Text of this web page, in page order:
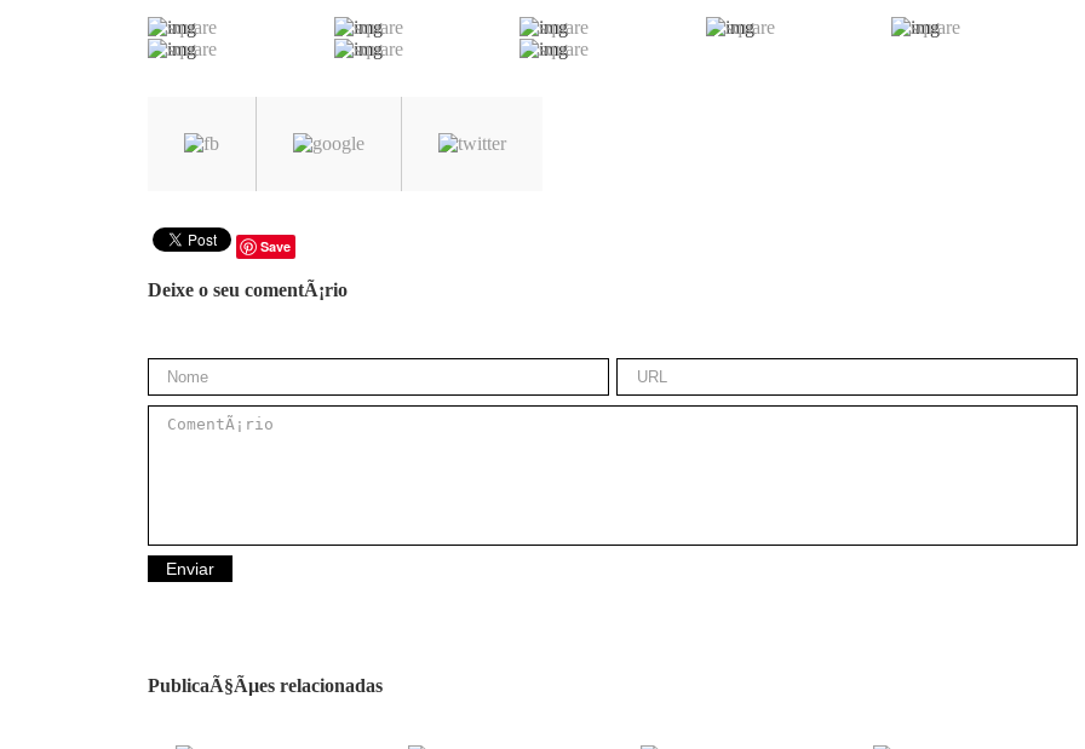
Save
Deixe o seu comentÃ¡rio
PublicaÃ§Ãµes relacionadas